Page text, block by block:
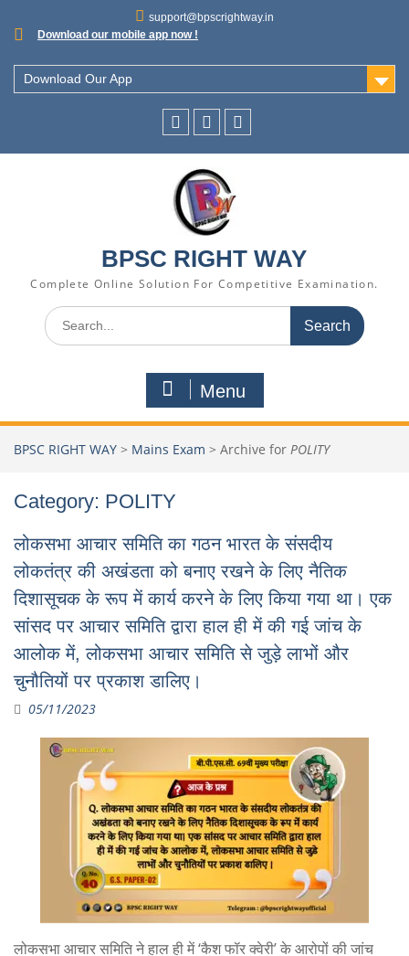
support@bpscrightway.in
Download our mobile app now !
Download Our App
BPSC RIGHT WAY
Complete Online Solution For Competitive Examination.
Menu
BPSC RIGHT WAY > Mains Exam > Archive for POLITY
Category: POLITY
लोकसभा आचार समिति का गठन भारत के संसदीय
लोकतंत्र की अखंडता को बनाए रखने के लिए नैतिक
दिशासूचक के रूप में कार्य करने के लिए किया गया था। एक
सांसद पर आचार समिति द्वारा हाल ही में की गई जांच के
आलोक में, लोकसभा आचार समिति से जुड़े लाभों और
चुनौतियों पर प्रकाश डालिए।
05/11/2023
लोकसभा आचार समिति ने हाल ही में ‘कैश फॉर क्वेरी’ के आरोपों की जांच